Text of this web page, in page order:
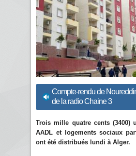
Compte-rendu de
de la radio Chaine 3
Trois mille quatre cents (3400)
AADL et logements sociaux
ont été distribués lundi à Alger.